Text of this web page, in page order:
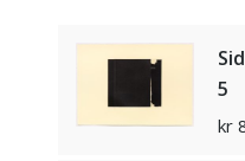
5
kr